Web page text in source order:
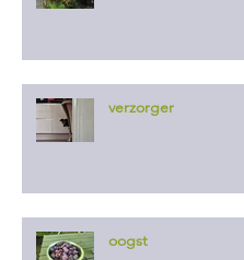
verzorger
oogst